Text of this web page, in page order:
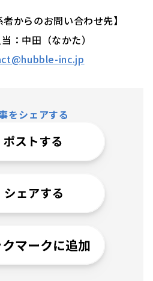
からのお問い合わせ先】
：中田（なかた）
inc.jp
をシェアする